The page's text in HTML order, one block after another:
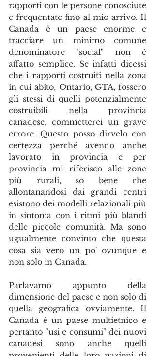
rapporti con le persone conosciute
e frequentate fino al mio arrivo. Il
Canada è un paese enorme e
tracciare un minimo comune
denominatore "social" non è
affatto semplice. Se infatti dicessi
che i rapporti costruiti nella zona
in cui abito, Ontario, GTA, fossero
gli stessi di quelli potenzialmente
costruibili nella provincia
canadese, commetterei un grave
errore. Questo posso dirvelo con
certezza perché avendo anche
lavorato in provincia e per
provincia mi riferisco alle zone
più rurali, so bene che
allontanandosi dai grandi centri
esistono dei modelli relazionali più
in sintonia con i ritmi più blandi
delle piccole comunità. Ma sono
ugualmente convinto che questa
cosa sia vero un po' ovunque e
non solo in Canada.
Parlavamo appunto della
dimensione del paese e non solo di
quella geografica ovviamente. Il
Canada è un paese multietnico e
pertanto "usi e consumi" dei nuovi
canadesi sono anche quelli